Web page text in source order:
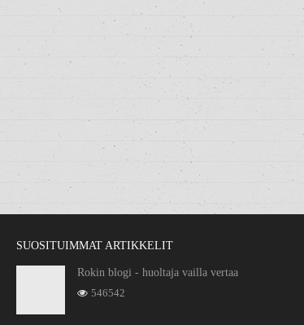
SUOSITUIMMAT ARTIKKELIT
Rokin blogi - huoltaja vailla vertaa
546542